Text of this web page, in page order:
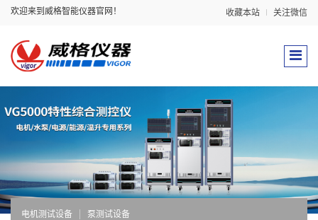
欢迎来到威格智能仪器官网！ 收藏本站 关注微信
电机测试设备 泵测试设备